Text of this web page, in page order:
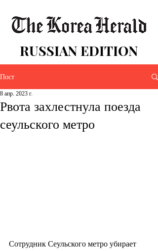
RUSSIAN EDITION
Пост
Рвота захлестнула поезда
сеульского метро
8 апр. 2023 г.
Сотрудник Сеульского метро убирает